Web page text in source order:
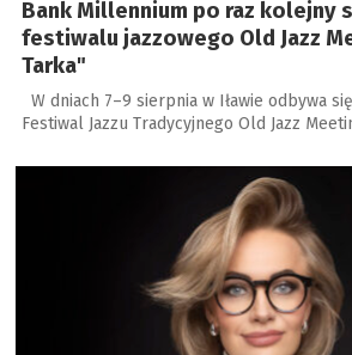
Bank Millennium po raz kolejny
festiwalu jazzowego Old Jazz
Tarka"
W dniach 7–9 sierpnia w Iławie odbywa
Festiwal Jazzu Tradycyjnego Old Jazz
a